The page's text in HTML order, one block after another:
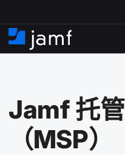
​
至
​
内
容
首
​
Jamf 托
（MSP）